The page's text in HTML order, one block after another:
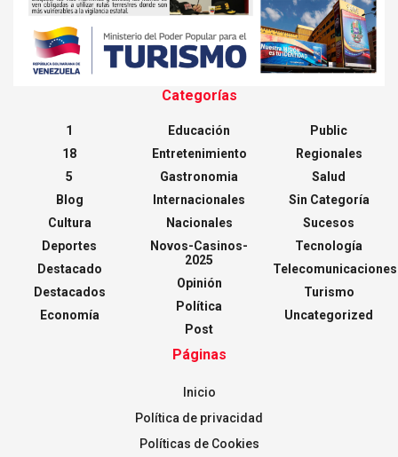
Categorías
1
18
5
Blog
Cultura
Deportes
Destacado
Destacados
Economía
Educación
Entretenimiento
Gastronomia
Internacionales
Nacionales
Novos-Casinos-
2025
Opinión
Política
Post
Public
Regionales
Salud
Sin Categoría
Sucesos
Tecnología
Telecomunicaciones
Turismo
Uncategorized
Páginas
Inicio
Política de privacidad
Políticas de Cookies